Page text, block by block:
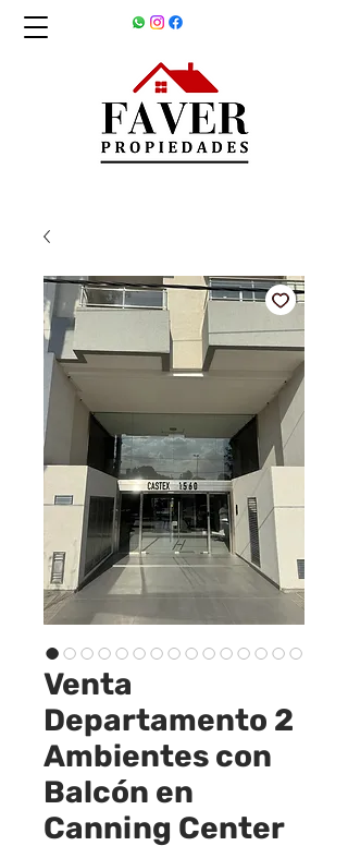
Venta
Departamento 2
Ambientes con
Balcón en
Canning Center